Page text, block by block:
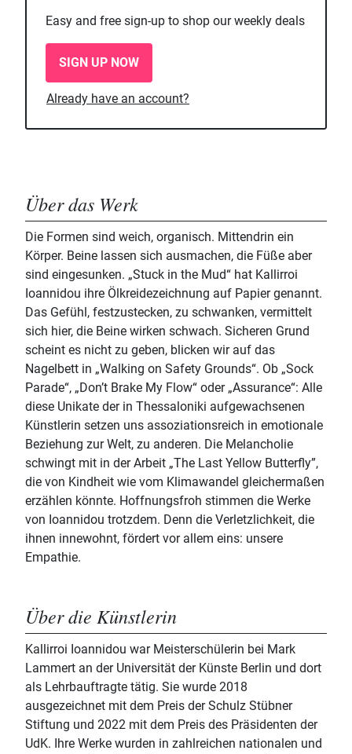
Easy and free sign-up to shop our weekly deals
SIGN UP NOW
Already have an account?
Über das Werk
Die Formen sind weich, organisch. Mittendrin ein
Körper. Beine lassen sich ausmachen, die Füße aber
sind eingesunken. „Stuck in the Mud“ hat Kallirroi
Ioannidou ihre Ölkreidezeichnung auf Papier genannt.
Das Gefühl, festzustecken, zu schwanken, vermittelt
sich hier, die Beine wirken schwach. Sicheren Grund
scheint es nicht zu geben, blicken wir auf das
Nagelbett in „Walking on Safety Grounds“. Ob „Sock
Parade“, „Don’t Brake My Flow“ oder „Assurance“: Alle
diese Unikate der in Thessaloniki aufgewachsenen
Künstlerin setzen uns assoziationsreich in emotionale
Beziehung zur Welt, zu anderen. Die Melancholie
schwingt mit in der Arbeit „The Last Yellow Butterfly”,
die von Kindheit wie vom Klimawandel gleichermaßen
erzählen könnte. Hoffnungsfroh stimmen die Werke
von Ioannidou trotzdem. Denn die Verletzlichkeit, die
ihnen innewohnt, fördert vor allem eins: unsere
Empathie.
Über die Künstlerin
Kallirroi Ioannidou war Meisterschülerin bei Mark
Lammert an der Universität der Künste Berlin und dort
als Lehrbauftragte tätig. Sie wurde 2018
ausgezeichnet mit dem Preis der Schulz Stübner
Stiftung und 2022 mit dem Preis des Präsidenten der
UdK. Ihre Werke wurden in zahlreichen nationalen und